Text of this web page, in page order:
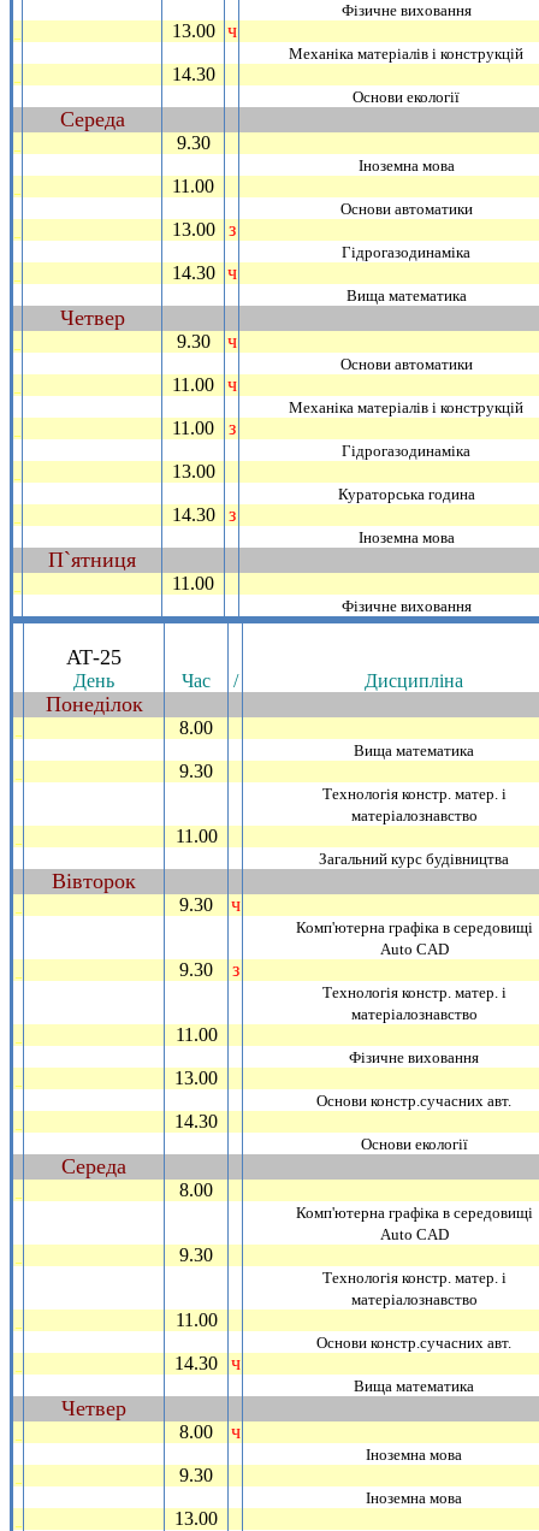
Фiзичне виховання
13.00 ч
Механiка матерiалiв i конструкцiй
14.30
Основи екологiї
Середа
9.30
Iноземна мова
11.00
Основи автоматики
13.00 з
Гiдрогазодинамiка
14.30 ч
Вища математика
Четвер
9.30 ч
Основи автоматики
11.00 ч
Механiка матерiалiв i конструкцiй
11.00 з
Гiдрогазодинамiка
13.00
Кураторська година
14.30 з
Iноземна мова
П`ятниця
11.00
Фiзичне виховання
АТ-25
День Час / Дисциплiна
Понедiлок
8.00
Вища математика
9.30
Технологiя констр. матер. i
матерiалознавство
11.00
Загальний курс будiвництва
Вiвторок
9.30 ч
Комп'ютерна графiка в середовищi
Аuto CAD
9.30 з
Технологiя констр. матер. i
матерiалознавство
11.00
Фiзичне виховання
13.00
Основи констр.сучасних авт.
14.30
Основи екологiї
Середа
8.00
Комп'ютерна графiка в середовищi
Аuto CAD
9.30
Технологiя констр. матер. i
матерiалознавство
11.00
Основи констр.сучасних авт.
14.30 ч
Вища математика
Четвер
8.00 ч
Iноземна мова
9.30
Iноземна мова
13.00